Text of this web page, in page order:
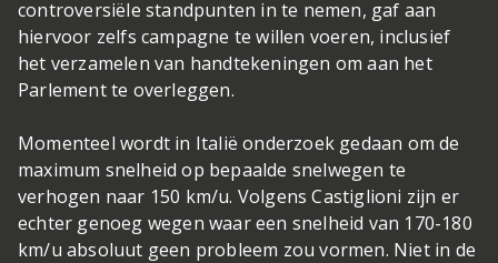
controversiële standpunten in te nemen, gaf aan
hiervoor zelfs campagne te willen voeren, inclusief
het verzamelen van handtekeningen om aan het
Parlement te overleggen.
Momenteel wordt in Italië onderzoek gedaan om de
maximum snelheid op bepaalde snelwegen te
verhogen naar 150 km/u. Volgens Castiglioni zijn er
echter genoeg wegen waar een snelheid van 170-180
km/u absoluut geen probleem zou vormen. Niet in de